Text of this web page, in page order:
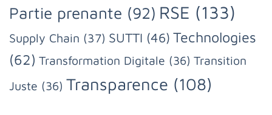
Partie prenante (92) RSE (133)
Supply Chain (37) SUTTI (46) Technologies
(62) Transformation Digitale (36) Transition
Juste (36) Transparence (108)